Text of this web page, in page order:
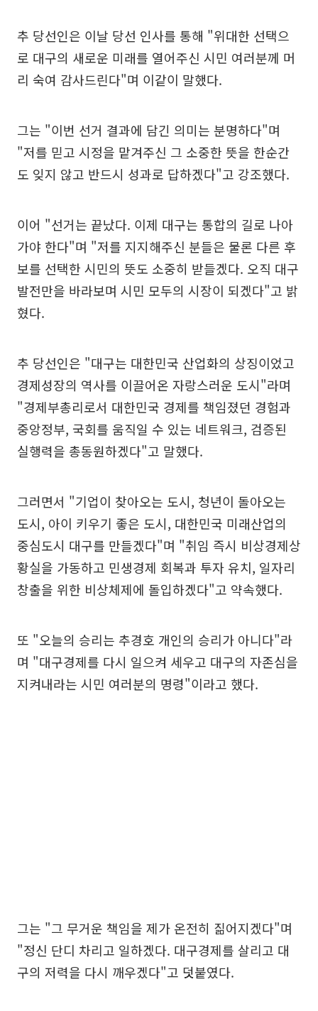
추 당선인은 이날 당선 인사를 통해 "위대한 선택으
로 대구의 새로운 미래를 열어주신 시민 여러분께 머
리 숙여 감사드린다"며 이같이 말했다.
그는 "이번 선거 결과에 담긴 의미는 분명하다"며
"저를 믿고 시정을 맡겨주신 그 소중한 뜻을 한순간
도 잊지 않고 반드시 성과로 답하겠다"고 강조했다.
이어 "선거는 끝났다. 이제 대구는 통합의 길로 나아
가야 한다"며 "저를 지지해주신 분들은 물론 다른 후
보를 선택한 시민의 뜻도 소중히 받들겠다. 오직 대구
발전만을 바라보며 시민 모두의 시장이 되겠다"고 밝
혔다.
추 당선인은 "대구는 대한민국 산업화의 상징이었고
경제성장의 역사를 이끌어온 자랑스러운 도시"라며
"경제부총리로서 대한민국 경제를 책임졌던 경험과
중앙정부, 국회를 움직일 수 있는 네트워크, 검증된
실행력을 총동원하겠다"고 말했다.
그러면서 "기업이 찾아오는 도시, 청년이 돌아오는
도시, 아이 키우기 좋은 도시, 대한민국 미래산업의
중심도시 대구를 만들겠다"며 "취임 즉시 비상경제상
황실을 가동하고 민생경제 회복과 투자 유치, 일자리
창출을 위한 비상체제에 돌입하겠다"고 약속했다.
또 "오늘의 승리는 추경호 개인의 승리가 아니다"라
며 "대구경제를 다시 일으켜 세우고 대구의 자존심을
지켜내라는 시민 여러분의 명령"이라고 했다.
그는 "그 무거운 책임을 제가 온전히 짊어지겠다"며
"정신 단디 차리고 일하겠다. 대구경제를 살리고 대
구의 저력을 다시 깨우겠다"고 덧붙였다.